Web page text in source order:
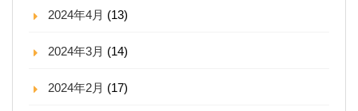
2024年4月 (13)
2024年3月 (14)
2024年2月 (17)